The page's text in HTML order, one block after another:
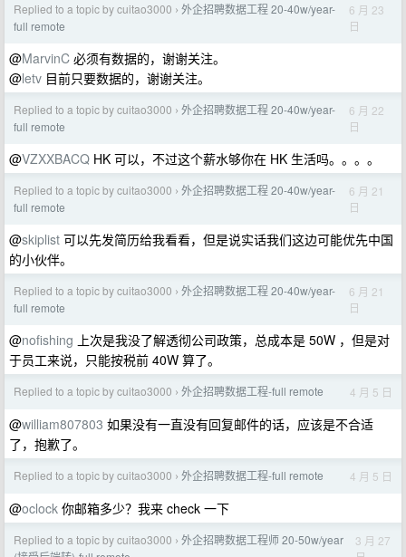
Replied to a topic by cuitao3000 › 外企招聘数据工程 20-40w/year-
full remote
6 月 23
日
@MarvinC 必须有数据的，谢谢关注。
@letv 目前只要数据的，谢谢关注。
Replied to a topic by cuitao3000 › 外企招聘数据工程 20-40w/year-
full remote
6 月 22
日
@VZXXBACQ HK 可以，不过这个薪水够你在 HK 生活吗。。。。
Replied to a topic by cuitao3000 › 外企招聘数据工程 20-40w/year-
full remote
6 月 21
日
@skiplist 可以先发简历给我看看，但是说实话我们这边可能优先中国
的小伙伴。
Replied to a topic by cuitao3000 › 外企招聘数据工程 20-40w/year-
full remote
6 月 21
日
@nofishing 上次是我没了解透彻公司政策，总成本是 50W ，但是对
于员工来说，只能按税前 40W 算了。
Replied to a topic by cuitao3000 › 外企招聘数据工程-full remote 4 月 5 日
@william807803 如果没有一直没有回复邮件的话，应该是不合适
了，抱歉了。
Replied to a topic by cuitao3000 › 外企招聘数据工程-full remote 4 月 5 日
@oclock 你邮箱多少？我来 check 一下
Replied to a topic by cuitao3000 › 外企招聘数据工程师 20-50w/year
3 月 27